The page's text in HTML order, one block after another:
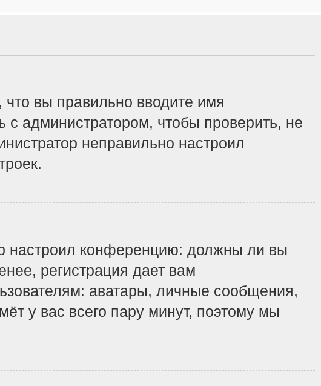
вы правильно вводите имя
администратором, чтобы проверить, не
неправильно настроил
настроил конференцию: должны ли вы
регистрация дает вам
аватары, личные сообщения,
у вас всего пару минут, поэтому мы